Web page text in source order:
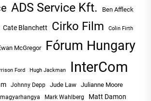
ADS Service Kft. Ben Affleck
Cate Blanchett Cirko Film Colin Firth
McGregor Fórum Hungary
Ford Hugh Jackman InterCom
Johnny Depp Jude Law Julianne Moore
magyarhangya Mark Wahlberg Matt Damon